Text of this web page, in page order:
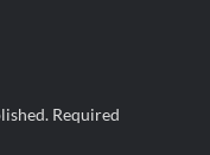
Required